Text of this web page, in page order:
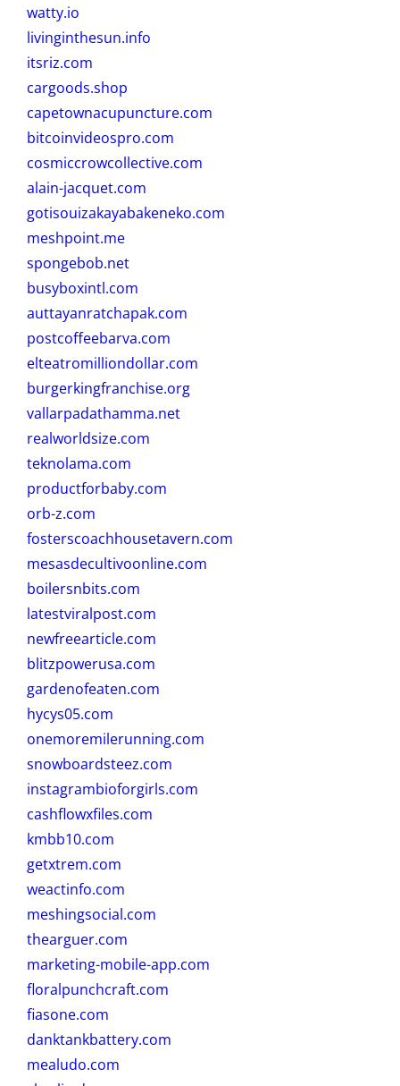
watty.io
livinginthesun.info
itsriz.com
cargoods.shop
capetownacupuncture.com
bitcoinvideospro.com
cosmiccrowcollective.com
alain-jacquet.com
gotisouizakayabakeneko.com
meshpoint.me
spongebob.net
busyboxintl.com
auttayanratchapak.com
postcoffeebarva.com
elteatromilliondollar.com
burgerkingfranchise.org
vallarpadathamma.net
realworldsize.com
teknolama.com
productforbaby.com
orb-z.com
fosterscoachhousetavern.com
mesasdecultivoonline.com
boilersnbits.com
latestviralpost.com
newfreearticle.com
blitzpowerusa.com
gardenofeaten.com
hycys05.com
onemoremilerunning.com
snowboardsteez.com
instagrambioforgirls.com
cashflowxfiles.com
kmbb10.com
getxtrem.com
weactinfo.com
meshingsocial.com
thearguer.com
marketing-mobile-app.com
floralpunchcraft.com
fiasone.com
danktankbattery.com
mealudo.com